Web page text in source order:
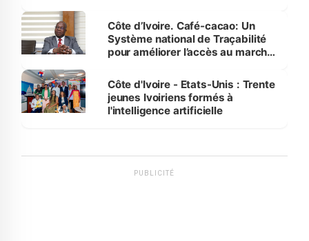
Côte d’Ivoire. Café-cacao: Un
Système national de Traçabilité
pour améliorer l’accès au marché
Côte d'Ivoire - Etats-Unis : Trente
jeunes Ivoiriens formés à
l'intelligence artificielle
PUBLICITÉ